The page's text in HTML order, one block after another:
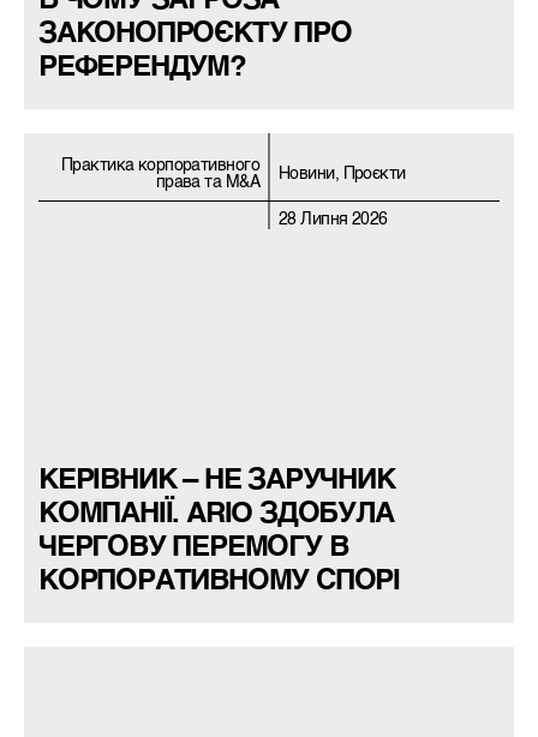
ЗАКОНОПРОЄКТУ ПРО
РЕФЕРЕНДУМ?
Практика корпоративного
права та M&A
Новини, Проєкти
28 Липня 2026
КЕРІВНИК – НЕ ЗАРУЧНИК
КОМПАНІЇ. ARIO ЗДОБУЛА
ЧЕРГОВУ ПЕРЕМОГУ В
КОРПОРАТИВНОМУ СПОРІ